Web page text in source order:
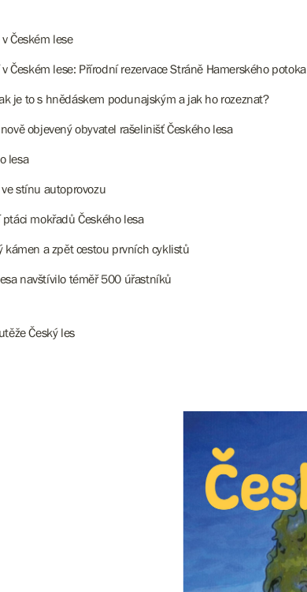
Českém lese
Českém lese: Přírodní rezervace Stráně Hamerského potoka
je to s hnědáskem podunajským a jak ho rozeznat?
objevený obyvatel rašelinišť Českého lesa
lesa
stínu autoprovozu
mokřadů Českého lesa
kámen a zpět cestou prvních cyklistů
navštívilo téměř 500 úřastníků
Český les